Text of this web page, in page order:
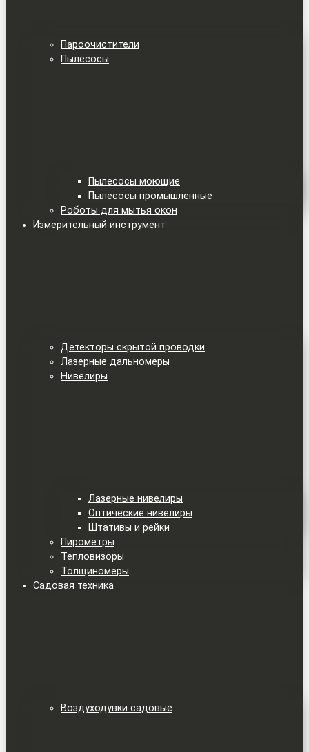
Пароочистители
Пылесосы
Пылесосы моющие
Пылесосы промышленные
Роботы для мытья окон
Измерительный инструмент
Детекторы скрытой проводки
Лазерные дальномеры
Нивелиры
Лазерные нивелиры
Оптические нивелиры
Штативы и рейки
Пирометры
Тепловизоры
Толщиномеры
Садовая техника
Воздуходувки садовые